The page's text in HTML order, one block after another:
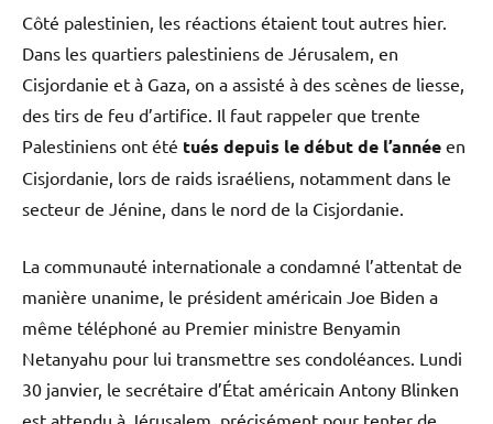
Côté palestinien, les réactions étaient tout autres hier.
Dans les quartiers palestiniens de Jérusalem, en
Cisjordanie et à Gaza, on a assisté à des scènes de liesse,
des tirs de feu d’artifice. Il faut rappeler que trente
Palestiniens ont été tués depuis le début de l’année en
Cisjordanie, lors de raids israéliens, notamment dans le
secteur de Jénine, dans le nord de la Cisjordanie.
La communauté internationale a condamné l’attentat de
manière unanime, le président américain Joe Biden a
même téléphoné au Premier ministre Benyamin
Netanyahu pour lui transmettre ses condoléances. Lundi
30 janvier, le secrétaire d’État américain Antony Blinken